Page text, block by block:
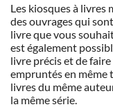
Les kiosques à
des ouvrages qui
livre que vous
est également
livre précis et de
empruntés en même
livres du même
la même série.